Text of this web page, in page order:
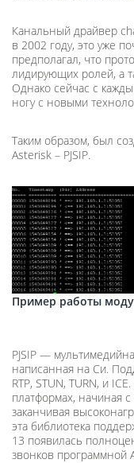
Канальный драйвер
в 2002 году, это уже
предполагал, что
лидирующих ролей, а
Однако сейчас с
ногу с новыми
Таким образом, был
Asterisk – PJSIP.
Пример работы
PJSIP —
написанная на Си.
RTP, STUN, TURN, и
платформах, начиная
заканчивая
эта библиотека
13 появилась
звонков программной